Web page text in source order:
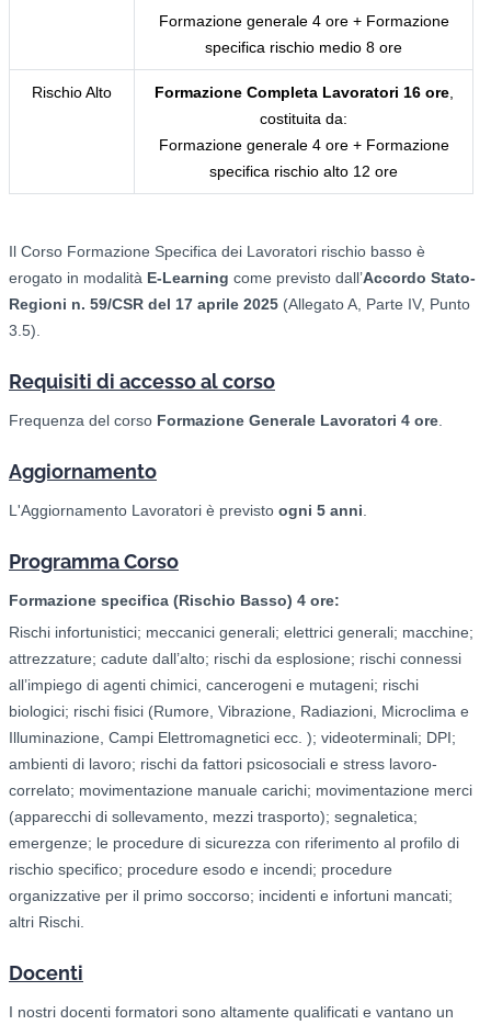
Formazione generale 4 ore + Formazione
specifica rischio medio 8 ore
Rischio Alto Formazione Completa Lavoratori 16 ore,
costituita da:
Formazione generale 4 ore + Formazione
specifica rischio alto 12 ore
Il Corso Formazione Specifica dei Lavoratori rischio basso è
erogato in modalità E-Learning come previsto dall’Accordo Stato-
Regioni n. 59/CSR del 17 aprile 2025 (Allegato A, Parte IV, Punto
3.5).
Requisiti di accesso al corso
Frequenza del corso Formazione Generale Lavoratori 4 ore.
Aggiornamento
L'Aggiornamento Lavoratori è previsto ogni 5 anni.
Programma Corso
Formazione specifica (Rischio Basso) 4 ore:
Rischi infortunistici; meccanici generali; elettrici generali; macchine;
attrezzature; cadute dall’alto; rischi da esplosione; rischi connessi
all’impiego di agenti chimici, cancerogeni e mutageni; rischi
biologici; rischi fisici (Rumore, Vibrazione, Radiazioni, Microclima e
Illuminazione, Campi Elettromagnetici ecc. ); videoterminali; DPI;
ambienti di lavoro; rischi da fattori psicosociali e stress lavoro-
correlato; movimentazione manuale carichi; movimentazione merci
(apparecchi di sollevamento, mezzi trasporto); segnaletica;
emergenze; le procedure di sicurezza con riferimento al profilo di
rischio specifico; procedure esodo e incendi; procedure
organizzative per il primo soccorso; incidenti e infortuni mancati;
altri Rischi.
Docenti
I nostri docenti formatori sono altamente qualificati e vantano un